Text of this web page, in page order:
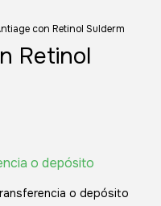
con Retinol Sulderm
Retinol
o depósito
o depósito